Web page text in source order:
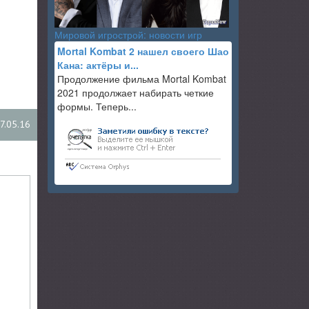
Мировой игрострой: новости игр
Mortal Kombat 2 нашел своего Шао
Кана: актёры и...
Продолжение фильма Mortal Kombat
2021 продолжает набирать четкие
формы. Теперь...